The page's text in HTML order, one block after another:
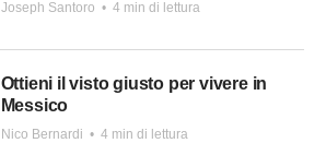
Joseph Santoro • 4 min di lettura
Ottieni il visto giusto per vivere in
Messico
Nico Bernardi • 4 min di lettura